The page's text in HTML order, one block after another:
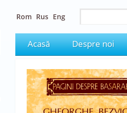
Rom Rus Eng
Acasă Despre noi